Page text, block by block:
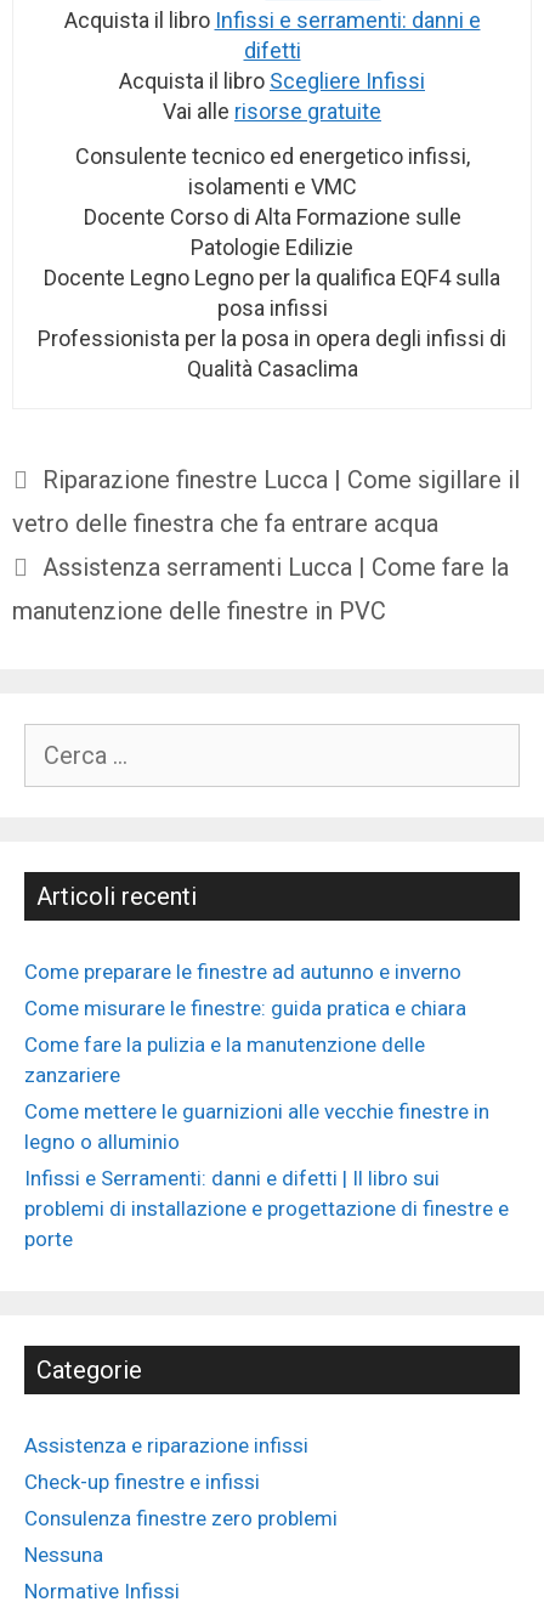
Acquista il libro Infissi e serramenti: danni e
difetti
Acquista il libro Scegliere Infissi
Vai alle risorse gratuite
Consulente tecnico ed energetico infissi,
isolamenti e VMC
Docente Corso di Alta Formazione sulle
Patologie Edilizie
Docente Legno Legno per la qualifica EQF4 sulla
posa infissi
Professionista per la posa in opera degli infissi di
Qualità Casaclima
Riparazione finestre Lucca | Come sigillare il
vetro delle finestra che fa entrare acqua
Assistenza serramenti Lucca | Come fare la
manutenzione delle finestre in PVC
Articoli recenti
Come preparare le finestre ad autunno e inverno
Come misurare le finestre: guida pratica e chiara
Come fare la pulizia e la manutenzione delle
zanzariere
Come mettere le guarnizioni alle vecchie finestre in
legno o alluminio
Infissi e Serramenti: danni e difetti | Il libro sui
problemi di installazione e progettazione di finestre e
porte
Categorie
Assistenza e riparazione infissi
Check-up finestre e infissi
Consulenza finestre zero problemi
Nessuna
Normative Infissi